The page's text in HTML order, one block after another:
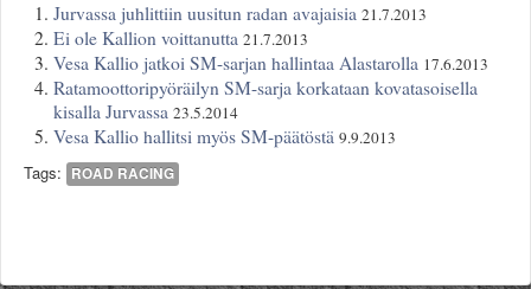
Jurvassa juhlittiin uusitun radan avajaisia 21.7.2013
Ei ole Kallion voittanutta 21.7.2013
Vesa Kallio jatkoi SM-sarjan hallintaa Alastarolla 17.6.2013
Ratamoottoripyöräilyn SM-sarja korkataan kovatasoisella
kisalla Jurvassa 23.5.2014
Vesa Kallio hallitsi myös SM-päätöstä 9.9.2013
Tags: ROAD RACING